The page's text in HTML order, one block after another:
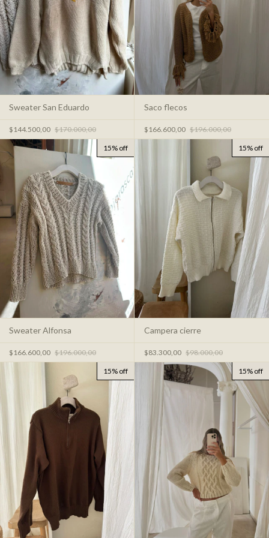
Sweater San Eduardo
$144.500,00 $170.000,00
Saco flecos
$166.600,00 $196.000,00
15% off
Sweater Alfonsa
$166.600,00 $196.000,00
15% off
Campera cierre
$83.300,00 $98.000,00
15% off 15% off